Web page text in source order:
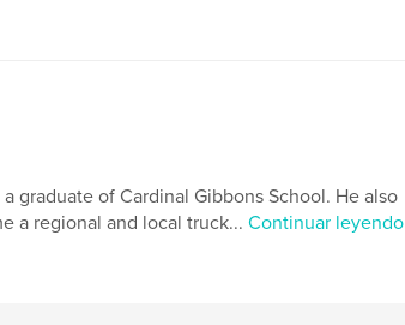
graduate of Cardinal Gibbons School. He also
a regional and local truck... Continuar leyendo